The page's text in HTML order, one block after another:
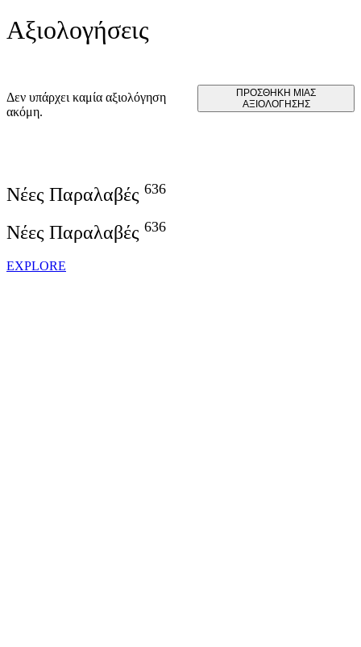
Αξιολογήσεις
Δεν υπάρχει καμία αξιολόγηση
ακόμη.
ΠΡΟΣΘΉΚΗ ΜΊΑΣ
ΑΞΙΟΛΌΓΗΣΗΣ
Νέες Παραλαβές 636
Νέες Παραλαβές 636
EXPLORE